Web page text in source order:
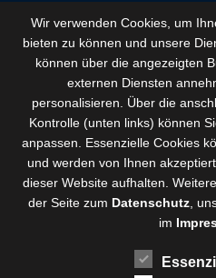
Wir verwenden Cookies, um
bieten zu können und unsere
können über die angezeigten
externen Diensten
personalisieren. Über die
Kontrolle (unten links) können
anpassen. Essenzielle Cookies
und werden von Ihnen
dieser Website aufhalten.
der Seite zum Datenschutz ,
im